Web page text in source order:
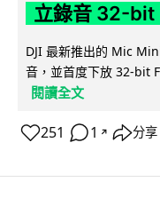
立錄音 32-bit
DJI 最新推出的 Mic
音，並首度下放 32-bit
閱讀全文
251 1 ↗ 分享